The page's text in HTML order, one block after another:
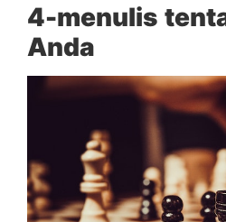
4-menulis
Anda